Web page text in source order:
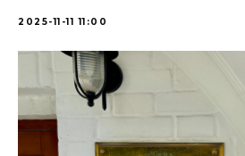
2025-11-11 11:00